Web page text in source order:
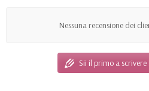
Nessuna recensione dei
Sii il primo a